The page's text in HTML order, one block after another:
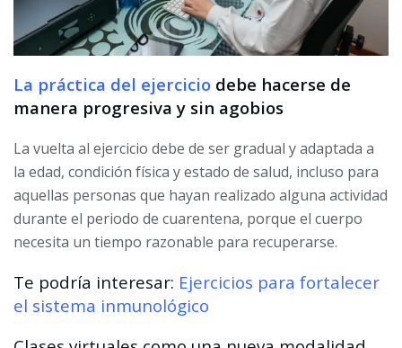
La práctica del ejercicio debe hacerse de
manera progresiva y sin agobios
La vuelta al ejercicio debe de ser gradual y adaptada a
la edad, condición física y estado de salud, incluso para
aquellas personas que hayan realizado alguna actividad
durante el periodo de cuarentena, porque el cuerpo
necesita un tiempo razonable para recuperarse.
Te podría interesar: Ejercicios para fortalecer
el sistema inmunológico